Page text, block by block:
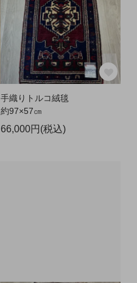
手織りトルコ絨毯
約97×57㎝
66,000円(税込)